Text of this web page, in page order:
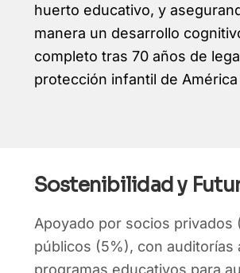
huerto educativo, y
manera un desarrollo
completo tras 70 años de
protección infantil de América
Sostenibilidad y
Apoyado por socios privados
públicos (5%), con auditorías
programas educativos para